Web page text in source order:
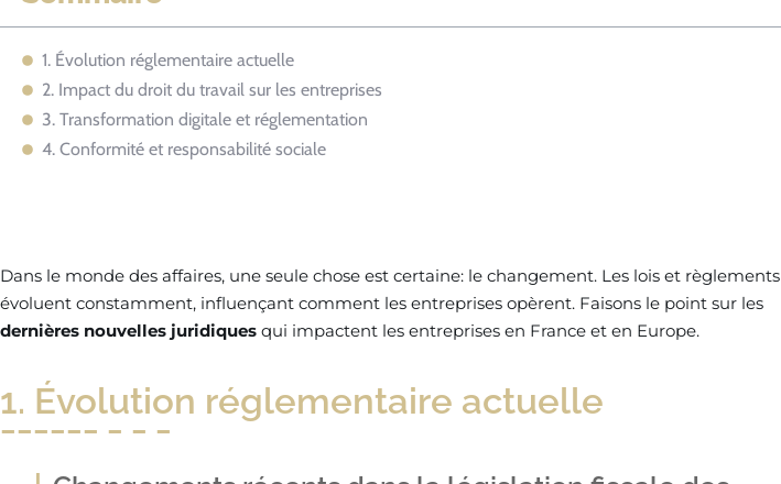
1. Évolution réglementaire actuelle
2. Impact du droit du travail sur les entreprises
3. Transformation digitale et réglementation
4. Conformité et responsabilité sociale
Dans le monde des affaires, une seule chose est certaine: le changement. Les lois et règlements
évoluent constamment, influençant comment les entreprises opèrent. Faisons le point sur les
dernières nouvelles juridiques qui impactent les entreprises en France et en Europe.
1. Évolution réglementaire actuelle